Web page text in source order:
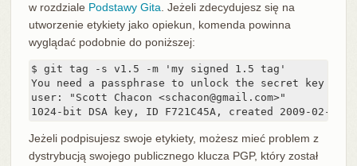
w rozdziale Podstawy Gita. Jeżeli zdecydujesz się na
utworzenie etykiety jako opiekun, komenda powinna
wyglądać podobnie do poniższej:
$ git tag -s v1.5 -m 'my signed 1.5 tag'
You need a passphrase to unlock the secret key for
user: "Scott Chacon <schacon@gmail.com>"
1024-bit DSA key, ID F721C45A, created 2009-02-09
Jeżeli podpisujesz swoje etykiety, możesz mieć problem z
dystrybucją swojego publicznego klucza PGP, który został